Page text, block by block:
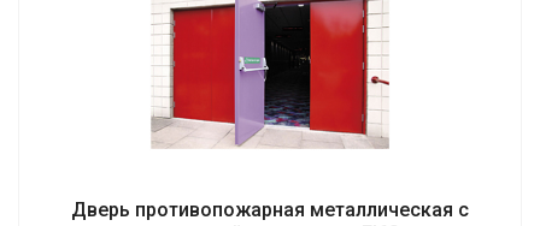
Дверь противопожарная металлическая с